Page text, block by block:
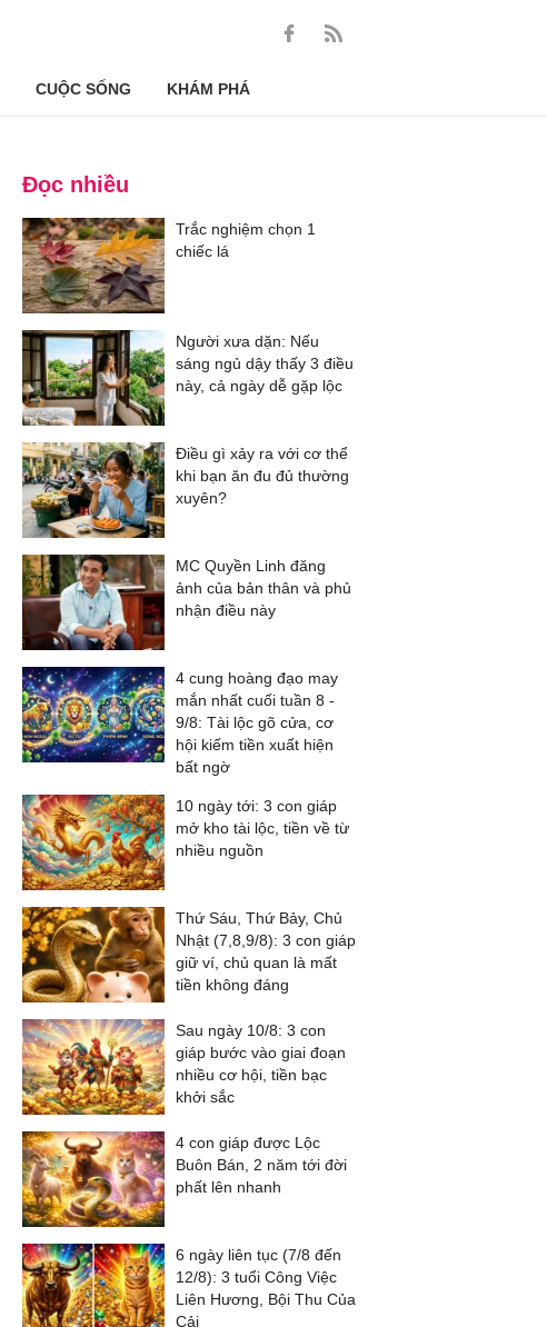
CUỘC SỐNG KHÁM PHÁ
Đọc nhiều
Trắc nghiệm chọn 1
chiếc lá
Người xưa dặn: Nếu
sáng ngủ dậy thấy 3 điều
này, cả ngày dễ gặp lộc
Điều gì xảy ra với cơ thể
khi bạn ăn đu đủ thường
xuyên?
MC Quyền Linh đăng
ảnh của bản thân và phủ
nhận điều này
4 cung hoàng đạo may
mắn nhất cuối tuần 8 -
9/8: Tài lộc gõ cửa, cơ
hội kiếm tiền xuất hiện
bất ngờ
10 ngày tới: 3 con giáp
mở kho tài lộc, tiền về từ
nhiều nguồn
Thứ Sáu, Thứ Bảy, Chủ
Nhật (7,8,9/8): 3 con giáp
giữ ví, chủ quan là mất
tiền không đáng
Sau ngày 10/8: 3 con
giáp bước vào giai đoạn
nhiều cơ hội, tiền bạc
khởi sắc
4 con giáp được Lộc
Buôn Bán, 2 năm tới đời
phất lên nhanh
6 ngày liên tục (7/8 đến
12/8): 3 tuổi Công Việc
Liên Hương, Bội Thu Của
Cải